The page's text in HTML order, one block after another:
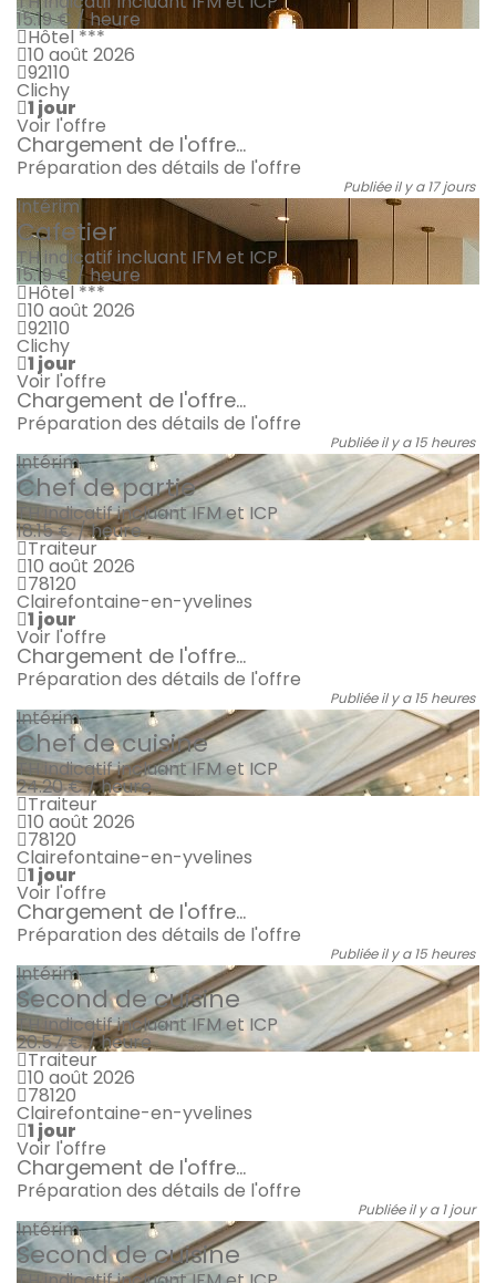
15.19 € / heure
Hôtel ***
10 août 2026
92110
Clichy
1 jour
Voir l'offre
Chargement de l'offre...
Préparation des détails de l'offre
Publiée il y a 17 jours
Intérim
Cafetier
TH indicatif incluant IFM et ICP
15.19 € / heure
Hôtel ***
10 août 2026
92110
Clichy
1 jour
Voir l'offre
Chargement de l'offre...
Préparation des détails de l'offre
Publiée il y a 15 heures
Intérim
Chef de partie
TH indicatif incluant IFM et ICP
18.15 € / heure
Traiteur
10 août 2026
78120
Clairefontaine-en-yvelines
1 jour
Voir l'offre
Chargement de l'offre...
Préparation des détails de l'offre
Publiée il y a 15 heures
Intérim
Chef de cuisine
TH indicatif incluant IFM et ICP
24.20 € / heure
Traiteur
10 août 2026
78120
Clairefontaine-en-yvelines
1 jour
Voir l'offre
Chargement de l'offre...
Préparation des détails de l'offre
Publiée il y a 15 heures
Intérim
Second de cuisine
TH indicatif incluant IFM et ICP
20.57 € / heure
Traiteur
10 août 2026
78120
Clairefontaine-en-yvelines
1 jour
Voir l'offre
Chargement de l'offre...
Préparation des détails de l'offre
Publiée il y a 1 jour
Intérim
Second de cuisine